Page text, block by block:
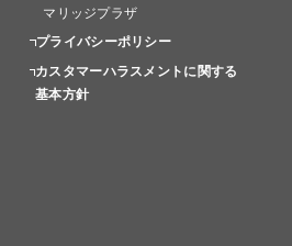
マリッジプラザ
プライバシーポリシー
カスタマーハラスメントに関する
基本方針